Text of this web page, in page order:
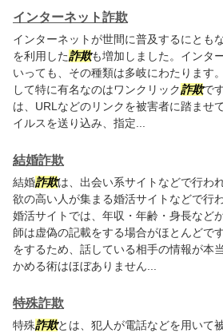
インターネット詐欺
インターネットが世間に普及するにとも
を利用した詐欺も増加しました。インタ
いっても、その種類は多岐にわたります
して特に有名なのはワンクリック詐欺で
は、URLなどのリンクを被害者に踏ませ
イルスを送り込み、指定...
結婚詐欺
結婚詐欺は、出会い系サイトなどで行わ
欲の高い人が集まる婚活サイトなどで行
婚活サイトでは、年収・年齢・身長など
師は虚偽の記載をする場合がほとんどで
をするため、話している相手の情報が本
かめる術はほぼありません...
特殊詐欺
特殊詐欺とは、犯人が電話などを用いて